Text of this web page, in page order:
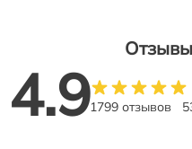
4.91799 отзывов